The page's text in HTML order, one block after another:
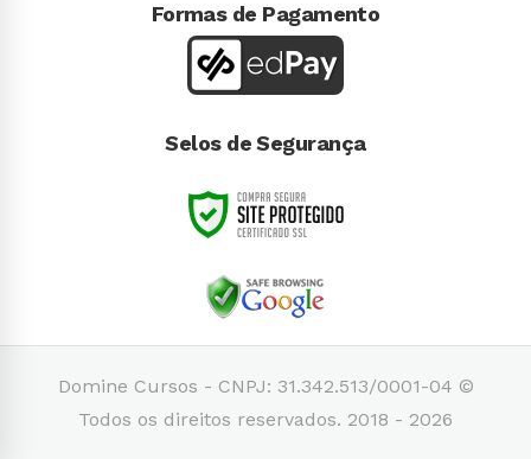
Formas de Pagamento
Selos de Segurança
Domine Cursos - CNPJ: 31.342.513/0001-04 ©
Todos os direitos reservados. 2018 - 2026